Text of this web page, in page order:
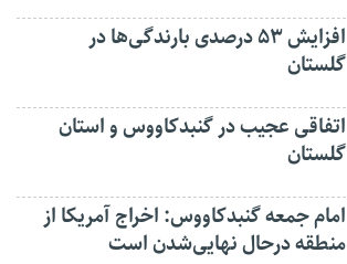
افزایش ۵۳ درصدی بارندگی‌ها در
گلستان
اتفاقی عجیب در‌ گنبدکاووس و استان
گلستان
امام جمعه گنبدکاووس: اخراج آمریکا از
منطقه درحال نهایی‌شدن است